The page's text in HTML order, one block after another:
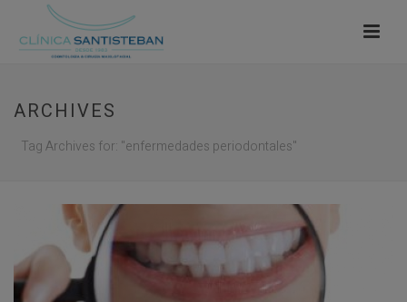
ARCHIVES
Tag Archives for: "enfermedades periodontales"